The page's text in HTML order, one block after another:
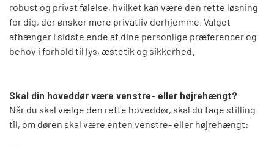
robust og privat følelse, hvilket kan være den rette løsning
for dig, der ønsker mere privatliv derhjemme. Valget
afhænger i sidste ende af dine personlige præferencer og
behov i forhold til lys, æstetik og sikkerhed.
Skal din hoveddør være venstre- eller højrehængt?
Når du skal vælge den rette hoveddør, skal du tage stilling
til, om døren skal være enten venstre- eller højrehængt: